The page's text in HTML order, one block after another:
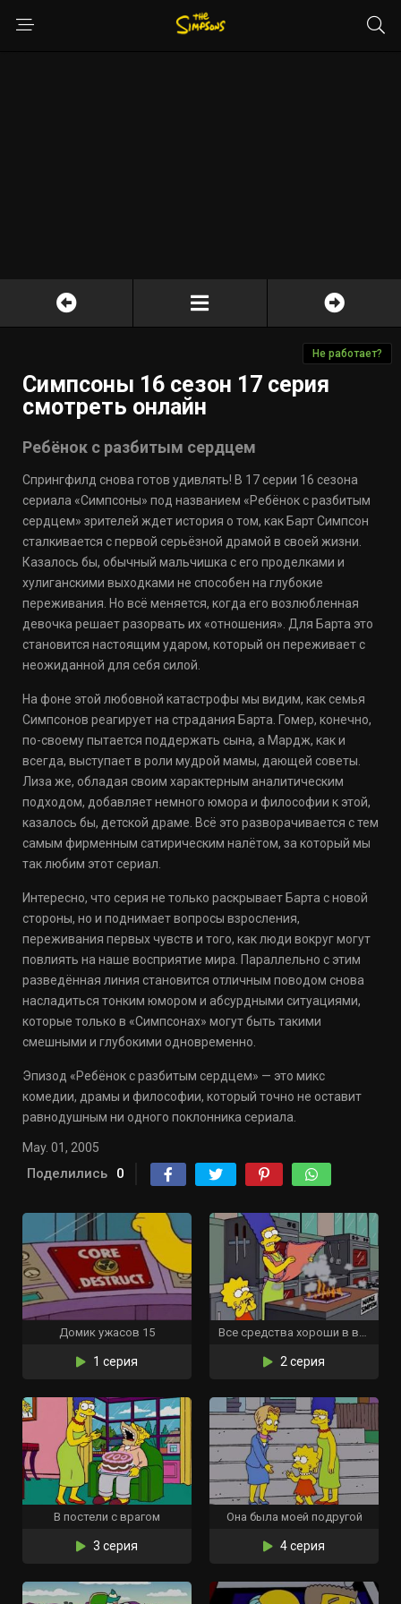
Не работает?
Симпсоны 16 сезон 17 серия
смотреть онлайн
Ребёнок с разбитым сердцем
Спрингфилд снова готов удивлять! В 17 серии 16 сезона
сериала «Симпсоны» под названием «Ребёнок с разбитым
сердцем» зрителей ждет история о том, как Барт Симпсон
сталкивается с первой серьёзной драмой в своей жизни.
Казалось бы, обычный мальчишка с его проделками и
хулиганскими выходками не способен на глубокие
переживания. Но всё меняется, когда его возлюбленная
девочка решает разорвать их «отношения». Для Барта это
становится настоящим ударом, который он переживает с
неожиданной для себя силой.
На фоне этой любовной катастрофы мы видим, как семья
Симпсонов реагирует на страдания Барта. Гомер, конечно,
по-своему пытается поддержать сына, а Мардж, как и
всегда, выступает в роли мудрой мамы, дающей советы.
Лиза же, обладая своим характерным аналитическим
подходом, добавляет немного юмора и философии к этой,
казалось бы, детской драме. Всё это разворачивается с тем
самым фирменным сатирическим налётом, за который мы
так любим этот сериал.
Интересно, что серия не только раскрывает Барта с новой
стороны, но и поднимает вопросы взросления,
переживания первых чувств и того, как люди вокруг могут
повлиять на наше восприятие мира. Параллельно с этим
разведённая линия становится отличным поводом снова
насладиться тонким юмором и абсурдными ситуациями,
которые только в «Симпсонах» могут быть такими
смешными и глубокими одновременно.
Эпизод «Ребёнок с разбитым сердцем» — это микс
комедии, драмы и философии, который точно не оставит
равнодушным ни одного поклонника сериала.
May. 01, 2005
Поделились 0
Домик ужасов 15
1 серия
Все средства хороши в войне духовок
2 серия
В постели с врагом
3 серия
Она была моей подругой
4 серия